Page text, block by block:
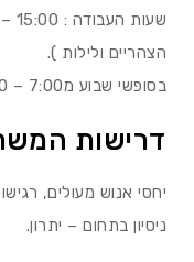
הצהריים ולילות ).
בסופשי שבוע מ7:00 – 15:00.
דרישות
יחסי אנוש מעולים,
ניסיון בתחום – יתרון.